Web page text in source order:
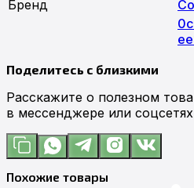
Бренд
Поделитесь с близкими
Расскажите о полезном
в мессенджере или
Похожие товары